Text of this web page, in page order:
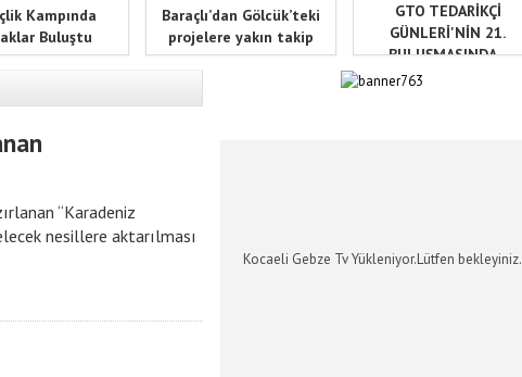
Kampında
Buluştu
Baraçlı’dan Gölcük’teki
projelere yakın takip
GTO TEDARİKÇİ
GÜNLERİ'NİN 21.
BULUŞMASINDA...
“Karadeniz
nesillere aktarılması
Kocaeli Gebze Tv Yükleniyor.Lütfen bekleyiniz.